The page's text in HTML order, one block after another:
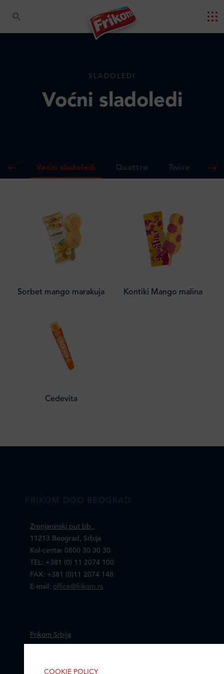
SLADOLEDI
Voćni sladoledi
Voćni sladoledi Quattro Twice
Sorbet mango marakuja Kontiki Mango malina
Cedevita
FRIKOM DOO BEOGRAD
Zrenjaninski put bb ,
11213 Beograd, Srbija
Kol-centar 0800 30 30 30
TEL: +381 (0) 11 2074 100
FAX: +381 (0)11 2074 148
E-mail: office@frikom.rs
Frikom Srbija
COOKIE POLICY